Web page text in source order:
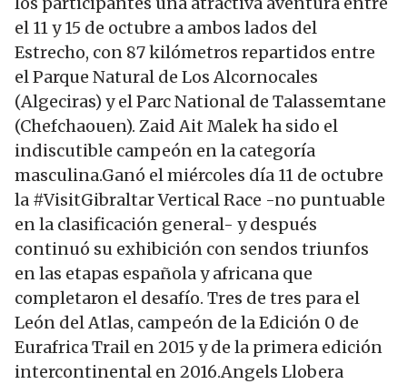
el 11 y 15 de octubre a ambos lados del
Estrecho, con 87 kilómetros repartidos entre
el Parque Natural de Los Alcornocales
(Algeciras) y el Parc National de Talassemtane
(Chefchaouen). Zaid Ait Malek ha sido el
indiscutible campeón en la categoría
masculina.Ganó el miércoles día 11 de octubre
la #VisitGibraltar Vertical Race -no puntuable
en la clasificación general- y después
continuó su exhibición con sendos triunfos
en las etapas española y africana que
completaron el desafío. Tres de tres para el
León del Atlas, campeón de la Edición 0 de
Eurafrica Trail en 2015 y de la primera edición
intercontinental en 2016.Angels Llobera